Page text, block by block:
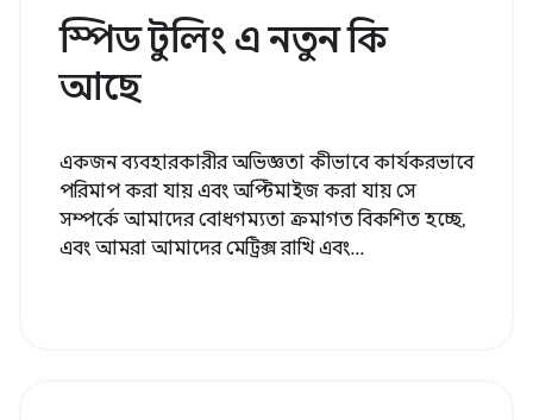
স্পিড টুলিং এ নতুন কি
আছে
একজন ব্যবহারকারীর অভিজ্ঞতা কীভাবে কার্যকরভাবে
পরিমাপ করা যায় এবং অপ্টিমাইজ করা যায় সে
সম্পর্কে আমাদের বোধগম্যতা ক্রমাগত বিকশিত হচ্ছে,
এবং আমরা আমাদের মেট্রিক্স রাখি এবং...